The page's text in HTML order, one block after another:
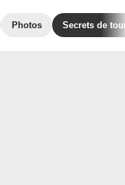
Photos Secrets de